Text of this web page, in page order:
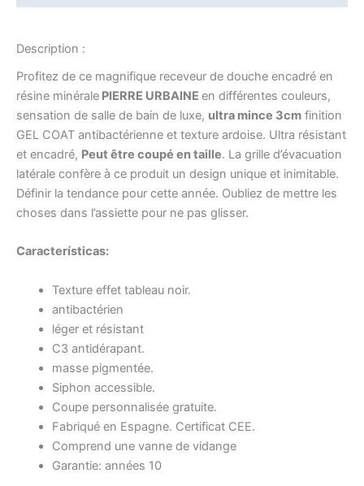
Description :
Profitez de ce magnifique receveur de douche encadré en
résine minérale PIERRE URBAINE en différentes couleurs,
sensation de salle de bain de luxe, ultra mince 3cm finition
GEL COAT antibactérienne et texture ardoise. Ultra résistant
et encadré, Peut être coupé en taille. La grille d’évacuation
latérale confère à ce produit un design unique et inimitable.
Définir la tendance pour cette année. Oubliez de mettre les
choses dans l’assiette pour ne pas glisser.
Características:
Texture effet tableau noir.
antibactérien
léger et résistant
C3 antidérapant.
masse pigmentée.
Siphon accessible.
Coupe personnalisée gratuite.
Fabriqué en Espagne. Certificat CEE.
Comprend une vanne de vidange
Garantie: années 10